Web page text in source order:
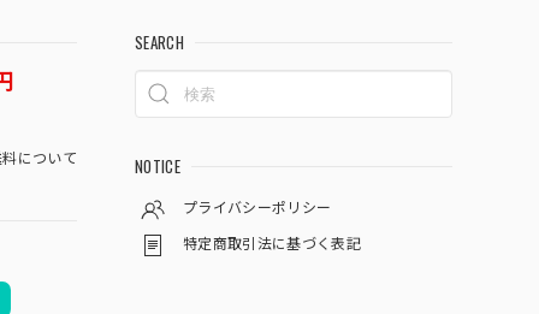
について
SEARCH
NOTICE
プライバシーポリシー
特定商取引法に基づく表記